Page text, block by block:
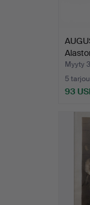
Myyty
5
93